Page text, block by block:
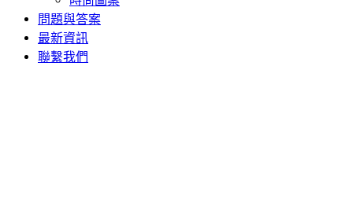
問題與答案
最新資訊
聯繫我們